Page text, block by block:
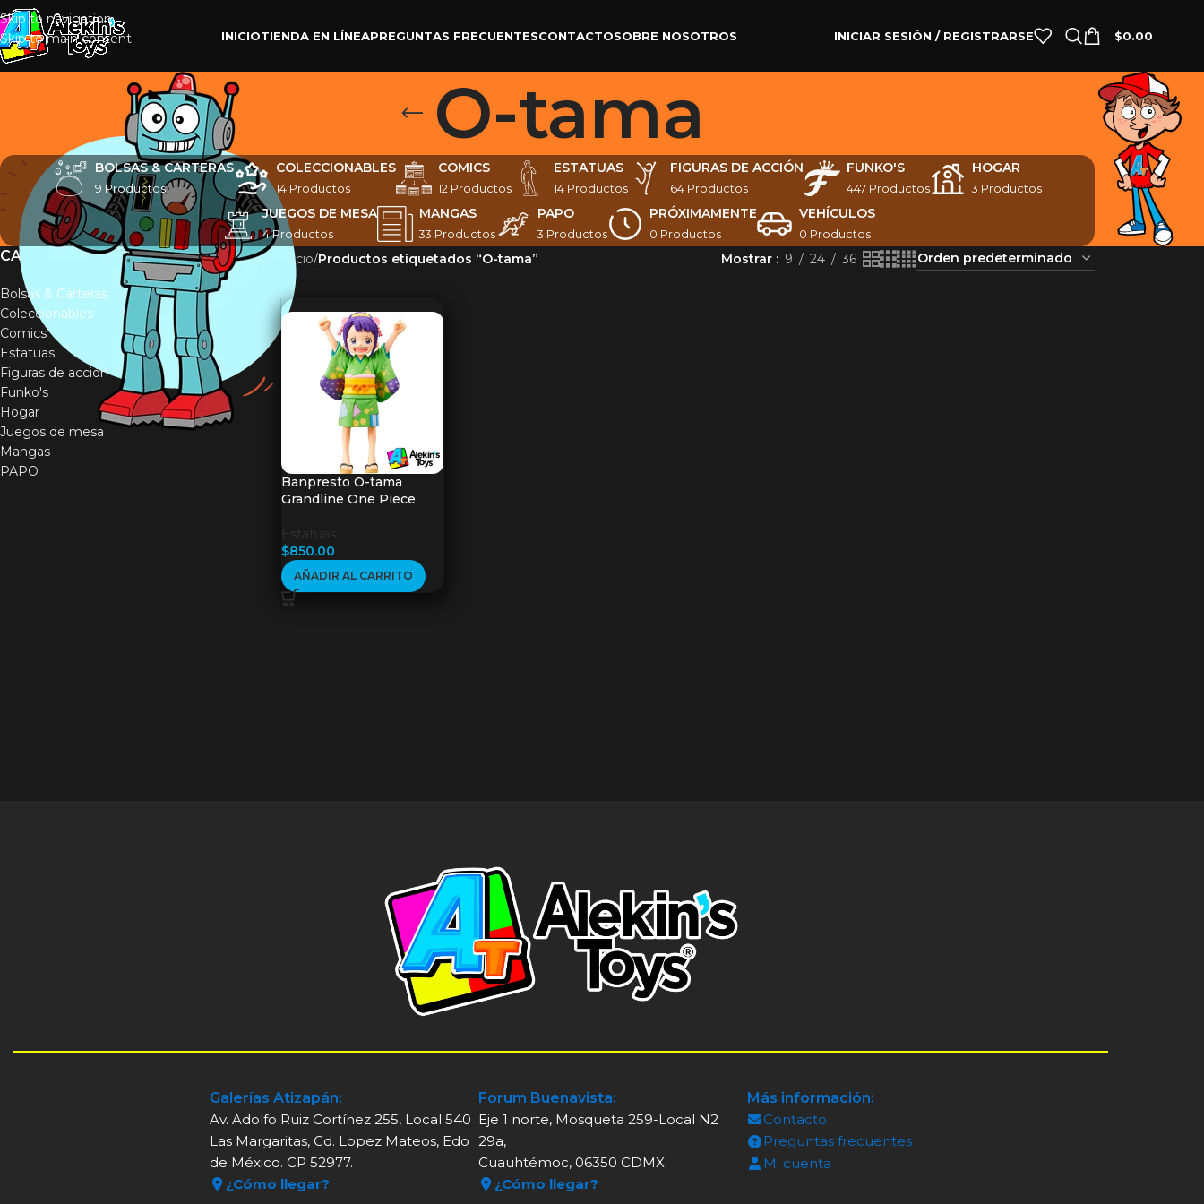
Skip to navigation
Skip to main content
INICIOTIENDA EN LÍNEAPREGUNTAS FRECUENTESCONTACTOSOBRE NOSOTROS INICIAR SESIÓN / REGISTRARSE $0.00
O-tama
BOLSAS & CARTERAS
9 Productos
COLECCIONABLES
14 Productos
COMICS
12 Productos
ESTATUAS
14 Productos
FIGURAS DE ACCIÓN
64 Productos
FUNKO'S
447 Productos
HOGAR
3 Productos
JUEGOS DE MESA
4 Productos
MANGAS
33 Productos
PAPO
3 Productos
PRÓXIMAMENTE
0 Productos
VEHÍCULOS
0 Productos
CATEGORÍAS
Bolsas & Carteras
Coleccionables
Comics
Estatuas
Figuras de acción
Funko's
Hogar
Juegos de mesa
Mangas
PAPO
Inicio/Productos etiquetados “O-tama” Mostrar 9 24 36
Banpresto O-tama
Grandline One Piece
Estatuas
$850.00
AÑADIR AL CARRITO
Galerías Atizapán:
Av. Adolfo Ruiz Cortínez 255, Local 540
Las Margaritas, Cd. Lopez Mateos, Edo
de México. CP 52977.
¿Cómo llegar?
Forum Buenavista:
Eje 1 norte, Mosqueta 259-Local N2
29a,
Cuauhtémoc, 06350 CDMX
¿Cómo llegar?
Más información:
Contacto
Preguntas frecuentes
Mi cuenta